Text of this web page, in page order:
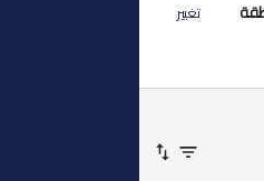
تغيير